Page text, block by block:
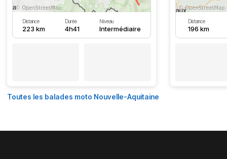
Distance
223 km
Durée
4h41
Niveau
Intermédiaire
Distance
196 km
Toutes les balades moto Nouvelle-Aquitaine